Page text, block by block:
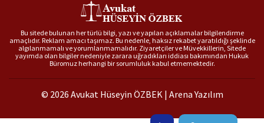
Bu sitede bulunan her türlü bilgi, yazı ve yapılan açıklamalar bilgilendirme
amaçlıdır. Reklam amacı taşımaz. Bu nedenle, haksız rekabet yaratıldığı şeklinde
algılanmamalı ve yorumlanmamalıdır. Ziyaretçiler ve Müvekkillerin, Sitede
yayımda olan bilgiler nedeniyle zarara uğradıkları iddiası bakımından Hukuk
Büromuz herhangi bir sorumluluk kabul etmemektedir.
© 2026 Avukat Hüseyin ÖZBEK | Arena Yazılım